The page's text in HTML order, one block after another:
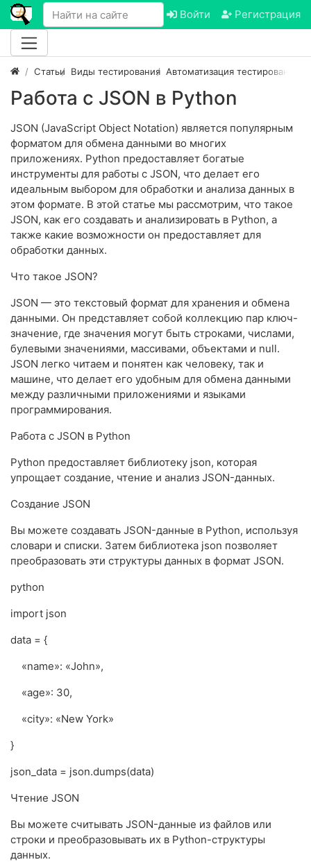
Войти Регистрация
Статьи Виды тестирования Автоматизация тестирования
Работа с JSON в Python
JSON (JavaScript Object Notation) является популярным
форматом для обмена данными во многих
приложениях. Python предоставляет богатые
инструменты для работы с JSON, что делает его
идеальным выбором для обработки и анализа данных в
этом формате. В этой статье мы рассмотрим, что такое
JSON, как его создавать и анализировать в Python, а
также какие возможности он предоставляет для
обработки данных.
Что такое JSON?
JSON — это текстовый формат для хранения и обмена
данными. Он представляет собой коллекцию пар ключ-
значение, где значения могут быть строками, числами,
булевыми значениями, массивами, объектами и null.
JSON легко читаем и понятен как человеку, так и
машине, что делает его удобным для обмена данными
между различными приложениями и языками
программирования.
Работа с JSON в Python
Python предоставляет библиотеку json, которая
упрощает создание, чтение и анализ JSON-данных.
Создание JSON
Вы можете создавать JSON-данные в Python, используя
словари и списки. Затем библиотека json позволяет
преобразовать эти структуры данных в формат JSON.
python
import json
data = {
«name»: «John»,
«age»: 30,
«city»: «New York»
}
json_data = json.dumps(data)
Чтение JSON
Вы можете считывать JSON-данные из файлов или
строки и преобразовывать их в Python-структуры
данных.